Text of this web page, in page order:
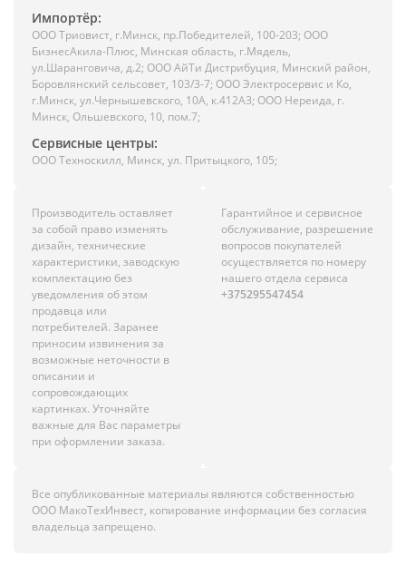
Импортёр:
ООО Триовист, г.Минск, пр.Победителей, 100-203; ООО
БизнесАкила-Плюс, Минская область, г.Мядель,
ул.Шаранговича, д.2; ООО АйТи Дистрибуция, Минский район,
Боровлянский сельсовет, 103/3-7; ООО Электросервис и Ко,
г.Минск, ул.Чернышевского, 10А, к.412АЗ; ООО Нереида, г.
Минск, Ольшевского, 10, пом.7;
Сервисные центры:
ООО Техноскилл, Минск, ул. Притыцкого, 105;
Производитель оставляет
за собой право изменять
дизайн, технические
характеристики, заводскую
комплектацию без
уведомления об этом
продавца или
потребителей. Заранее
приносим извинения за
возможные неточности в
описании и
сопровождающих
картинках. Уточняйте
важные для Вас параметры
при оформлении заказа.
Гарантийное и сервисное
обслуживание, разрешение
вопросов покупателей
осуществляется по номеру
нашего отдела сервиса
+375295547454
Все опубликованные материалы являются собственностью
ООО МакоТехИнвест, копирование информации без согласия
владельца запрещено.